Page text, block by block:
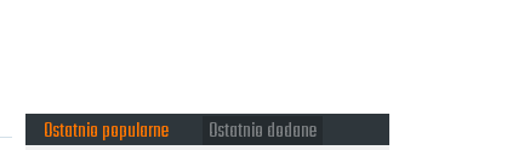
Ostatnio popularne Ostatnio dodane